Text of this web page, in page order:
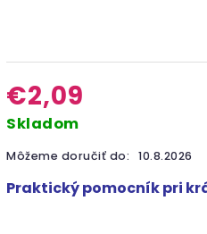
€2,09
Skladom
Môžeme doručiť do: 10.8.2026
Praktický pomocník pri